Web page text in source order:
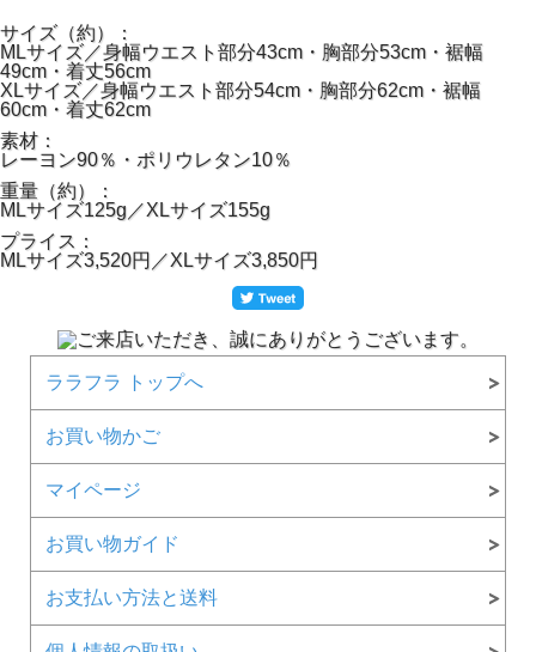
サイズ（約）：
MLサイズ／身幅ウエスト部分43cm・胸部分53cm・裾幅
49cm・着丈56cm
XLサイズ／身幅ウエスト部分54cm・胸部分62cm・裾幅
60cm・着丈62cm
素材：
レーヨン90％・ポリウレタン10％
重量（約）：
MLサイズ125g／XLサイズ155g
プライス：
MLサイズ3,520円／XLサイズ3,850円
ララフラ トップへ
お買い物かご
マイページ
お買い物ガイド
お支払い方法と送料